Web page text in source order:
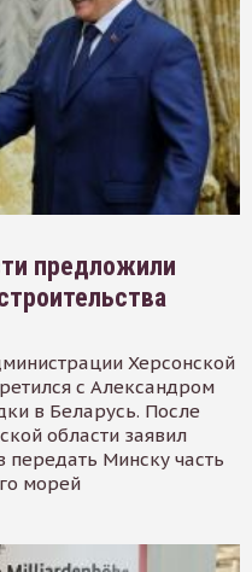
предложили
Херсонской
с Александром
в Беларусь. После
области заявил
передать Минску часть
морей